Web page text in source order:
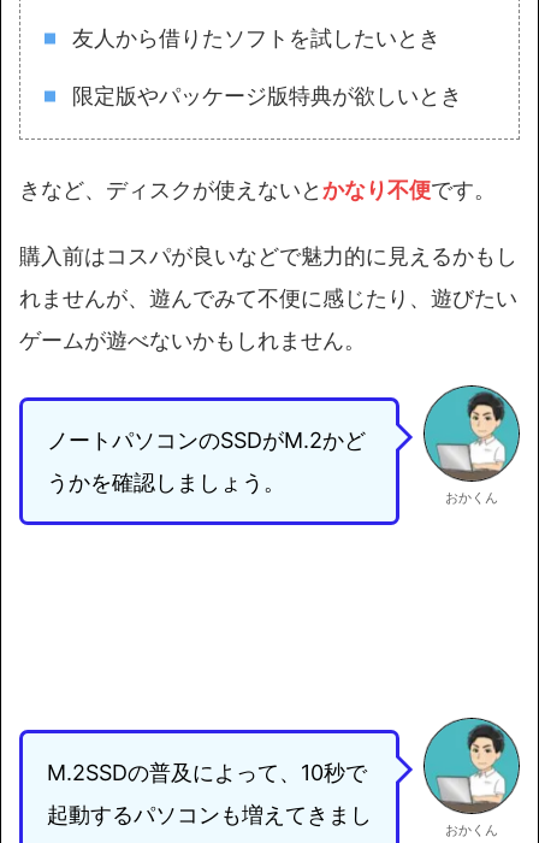
友人から借りたソフトを試したいとき
限定版やパッケージ版特典が欲しいとき
きなど、ディスクが使えないとかなり不便です。
購入前はコスパが良いなどで魅力的に見えるかもし
れませんが、遊んでみて不便に感じたり、遊びたい
ゲームが遊べないかもしれません。
ノートパソコンのSSDがM.2かど
うかを確認しましょう。
おかくん
M.2SSDの普及によって、10秒で
起動するパソコンも増えてきまし
おかくん